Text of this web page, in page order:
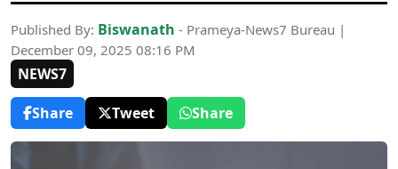
Published By: Biswanath - Prameya-News7 Bureau |
December 09, 2025 08:16 PM
NEWS7
Share
Tweet Share